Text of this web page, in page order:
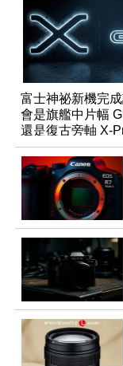
富士神祕新機完成
會是旗艦中片幅
還是復古旁軸 X-